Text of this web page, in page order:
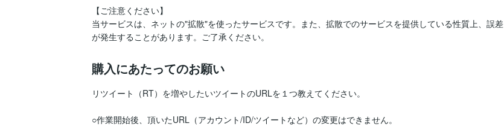
【ご注意ください】
当サービスは、ネットの"拡散"を使ったサービスです。また、拡散でのサービスを提供している性質上、誤差
が発生することがあります。ご了承ください。
購入にあたってのお願い
リツイート（RT）を増やしたいツイートのURLを１つ教えてください。
○作業開始後、頂いたURL（アカウント/ID/ツイートなど）の変更はできません。